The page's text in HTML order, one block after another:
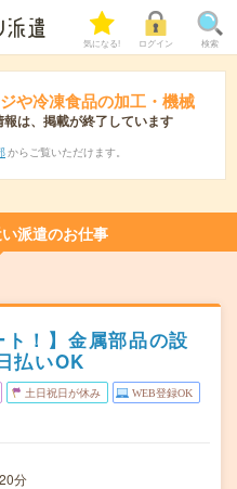
気になる! ログイン 検索
や冷凍食品の加工・機械
は、掲載が終了しています
からご覧いただけます。
派遣のお仕事
ト！】金属部品の設
払いOK
土日祝日が休み WEB登録OK
分